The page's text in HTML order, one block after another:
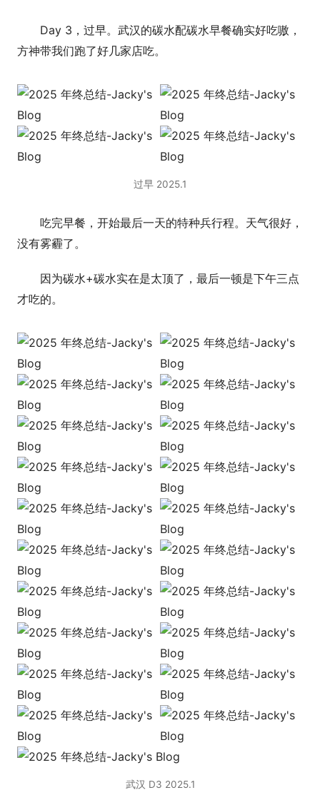
Day 3，过早。武汉的碳水配碳水早餐确实好吃嗷，
方神带我们跑了好几家店吃。
过早 2025.1
吃完早餐，开始最后一天的特种兵行程。天气很好，
没有雾霾了。
因为碳水+碳水实在是太顶了，最后一顿是下午三点
才吃的。
武汉 D3 2025.1